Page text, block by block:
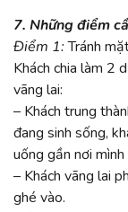
7. Những điểm
Điểm 1:Tránh
Khách chia làm 2
vãng lai:
– Khách trung
đang sinh sống,
uống gần nơi
– Khách vãng lai
ghé vào.